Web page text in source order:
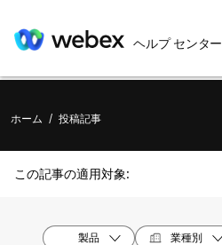
ヘルプ センター
ホーム / 投稿記事
この記事の適用対象:
製品 業種別